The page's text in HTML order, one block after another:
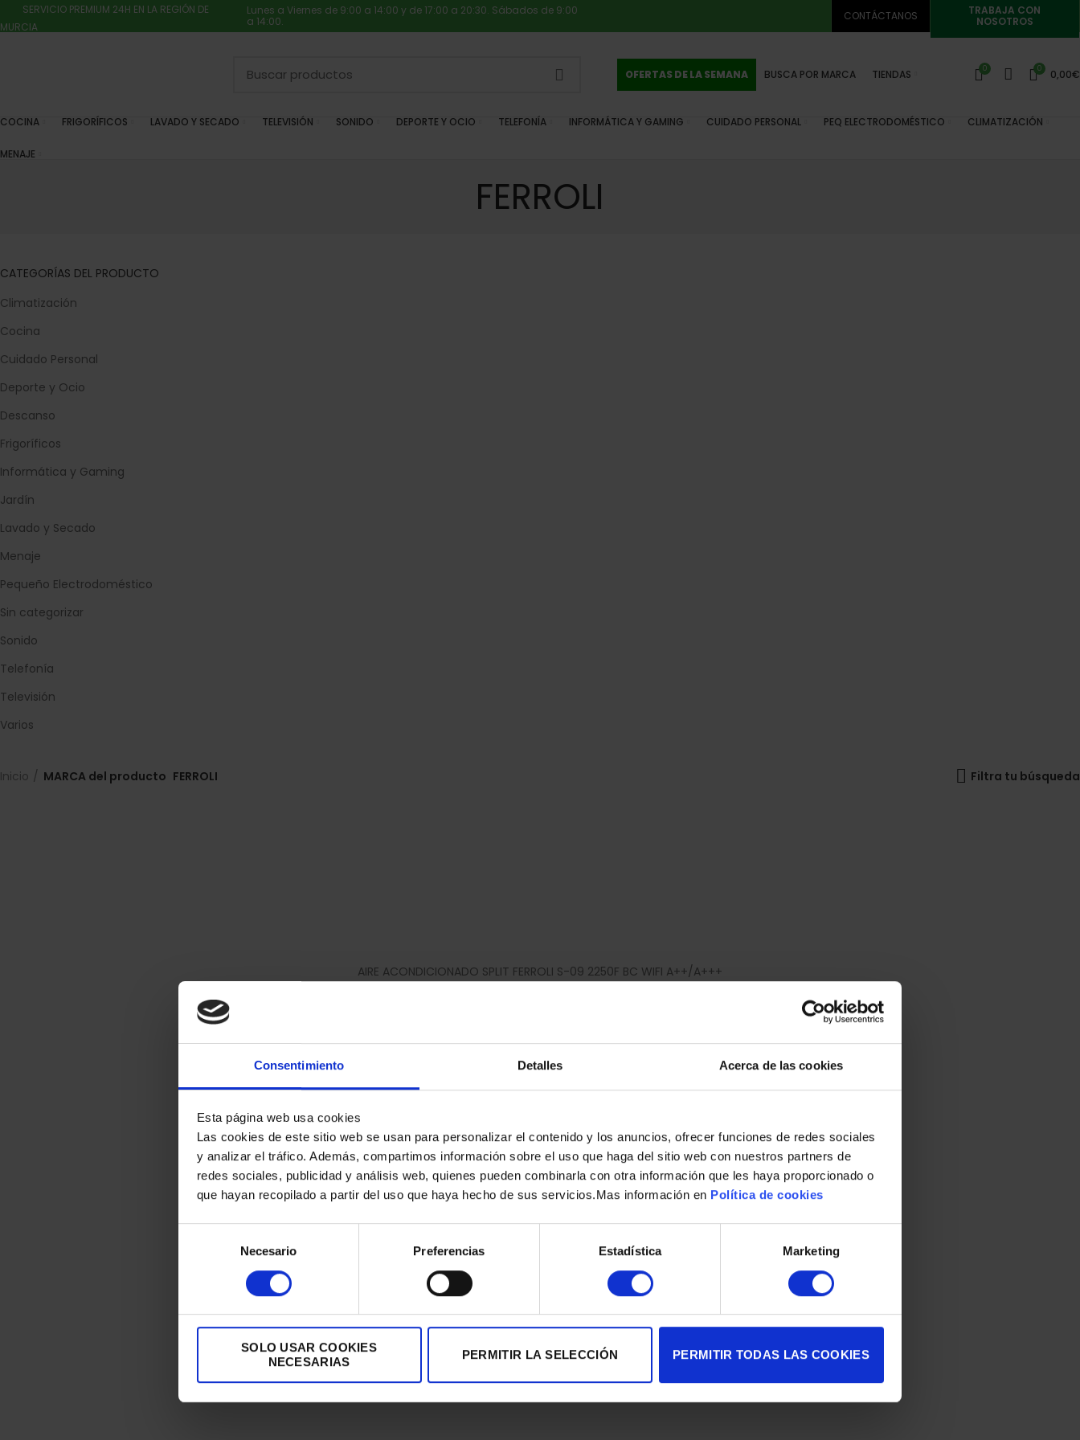
Consentimiento Detalles Acerca de las cookies
Esta página web usa cookies
Las cookies de este sitio web se usan para personalizar el contenido y los anuncios, ofrecer funciones de redes sociales
y analizar el tráfico. Además, compartimos información sobre el uso que haga del sitio web con nuestros partners de
redes sociales, publicidad y análisis web, quienes pueden combinarla con otra información que les haya proporcionado o
que hayan recopilado a partir del uso que haya hecho de sus servicios.Mas información en Política de cookies
consentimiento
Necesario Preferencias Estadística Marketing
SOLO USAR COOKIES
NECESARIAS
PERMITIR LA SELECCIÓN PERMITIR TODAS LAS COOKIES
SERVICIO PREMIUM 24H EN LA REGIÓN DE
MURCIA
Lunes a Viernes de 9:00 a 14:00 y de 17:00 a 20:30. Sábados de 9:00
a 14:00.
CONTÁCTANOS
TRABAJA CON
NOSOTROS
OFERTAS DE LA SEMANA BUSCA POR MARCA TIENDAS 0 0 0,00€
COCINA FRIGORÍFICOS LAVADO Y SECADO TELEVISIÓN SONIDO DEPORTE Y OCIO TELEFONÍA INFORMÁTICA Y GAMING CUIDADO PERSONAL PEQ ELECTRODOMÉSTICO CLIMATIZACIÓN
MENAJE
FERROLI
CATEGORÍAS DEL PRODUCTO
Climatización
Cocina
Cuidado Personal
Deporte y Ocio
Descanso
Frigoríficos
Informática y Gaming
Jardín
Lavado y Secado
Menaje
Pequeño Electrodoméstico
Sin categorizar
Sonido
Telefonía
Televisión
Varios
Inicio MARCA del producto FERROLI Filtra tu búsqueda
AIRE ACONDICIONADO SPLIT FERROLI S-09 2250F BC WIFI A++/A+++